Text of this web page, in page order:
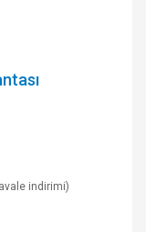
indirimi)